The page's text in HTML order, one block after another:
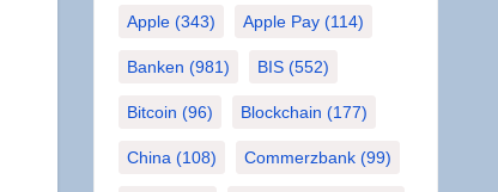
Apple(343) Apple Pay(114)
Banken (981) BIS(552)
Bitcoin (96) Blockchain (177)
China (108) Commerzbank(99)